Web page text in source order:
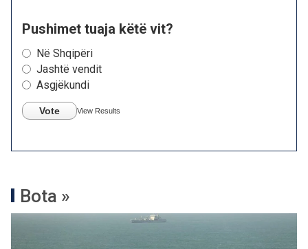
Pushimet tuaja këtë vit?
Në Shqipëri
Jashtë vendit
Asgjëkundi
Vote View Results
Bota »